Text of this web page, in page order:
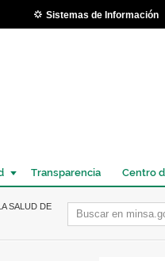
Sistemas de Información
Transparencia Centro
SALUD DE